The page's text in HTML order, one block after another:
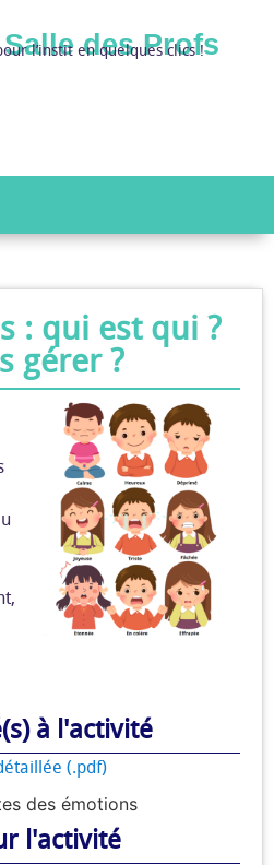
des Profs
l’instit en quelques clics !
: qui est qui ?
gérer ?
à l'activité
(.pdf)
des émotions
l'activité